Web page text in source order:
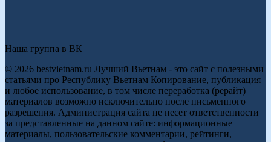
Наша группа в ВК
© 2026 bestvietnam.ru Лучший Вьетнам - это сайт с полезными
статьями про Республику Вьетнам Копирование, публикация
и любое использование, в том числе переработка (рерайт)
материалов возможно исключительно после письменного
разрешения. Администрация сайта не несет ответственности
за представленные на данном сайте: информационные
материалы, пользовательские комментарии, рейтинги,